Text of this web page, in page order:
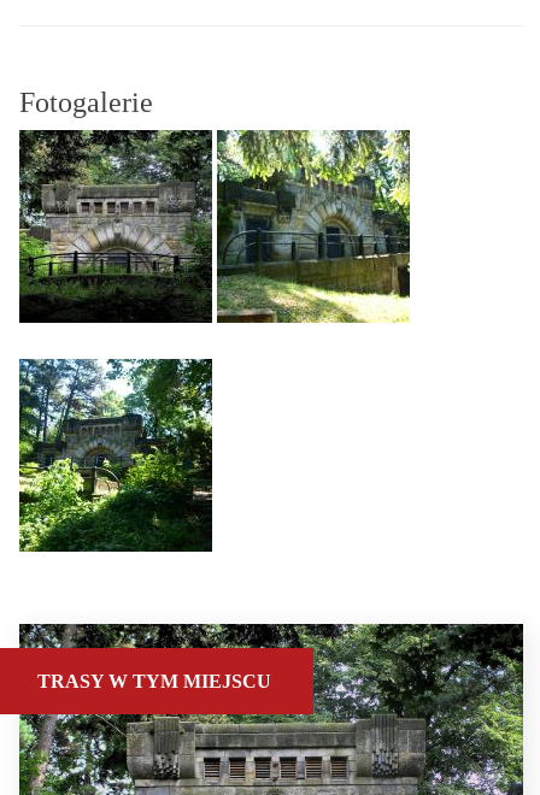
Fotogalerie
TRASY W TYM MIEJSCU